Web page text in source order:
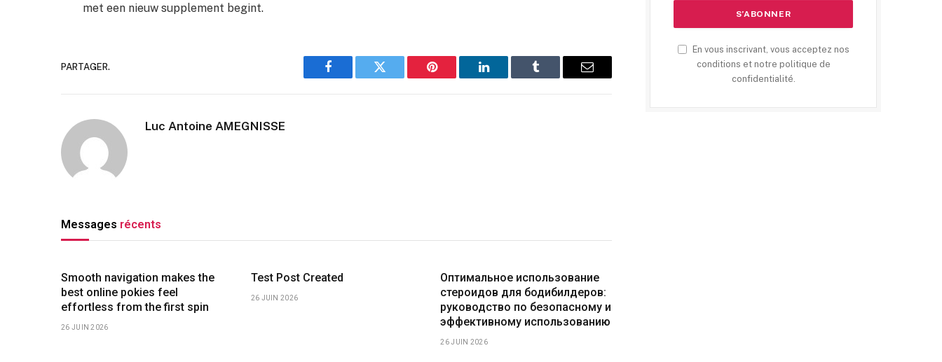
met een nieuw supplement begint.
PARTAGER.
Facebook Twitter Pinterest LinkedIn Tumblr Email
Luc Antoine AMEGNISSE
Messages récents
Smooth navigation makes the
best online pokies feel
effortless from the first spin
26 JUIN 2026
Test Post Created
26 JUIN 2026
Оптимальное использование
стероидов для бодибилдеров:
руководство по безопасному и
эффективному использованию
26 JUIN 2026
En vous inscrivant, vous acceptez nos
conditions et notre politique de
confidentialité.